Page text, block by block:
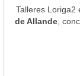
Talleres Loriga2
de Allande,